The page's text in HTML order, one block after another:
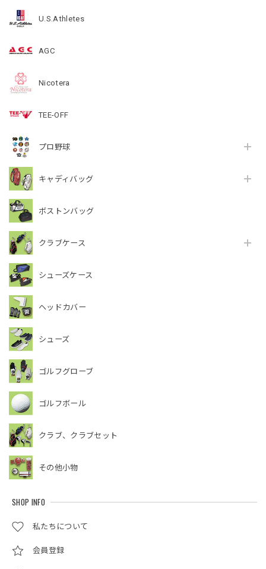
U.S.Athletes
AGC
Nicotera
TEE-OFF
プロ野球
キャディバッグ
ボストンバッグ
クラブケース
シューズケース
ヘッドカバー
シューズ
ゴルフグローブ
ゴルフボール
クラブ、クラブセット
その他小物
SHOP INFO
私たちについて
会員登録